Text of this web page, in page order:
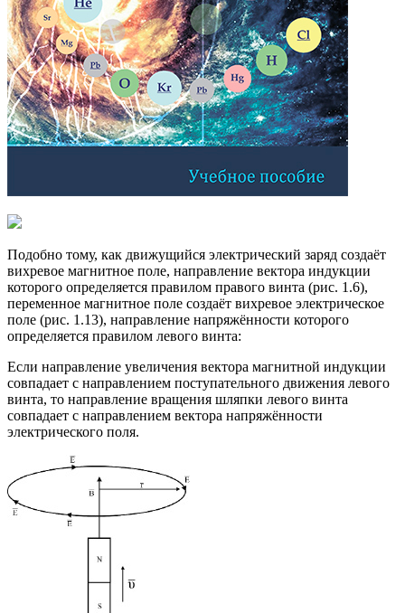
Подобно тому, как движущийся электрический заряд создаёт
вихревое магнитное поле, направление вектора индукции
которого определяется правилом правого винта (рис. 1.6),
переменное магнитное поле создаёт вихревое электрическое
поле (рис. 1.13), направление напряжённости которого
определяется правилом левого винта:
Если направление увеличения вектора магнитной индукции
совпадает с направлением поступательного движения левого
винта, то направление вращения шляпки левого винта
совпадает с направлением вектора напряжённости
электрического поля.